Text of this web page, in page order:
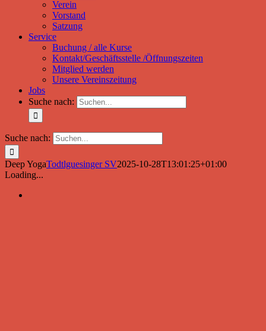
Verein
Vorstand
Satzung
Service
Buchung / alle Kurse
Kontakt/Geschäftsstelle /Öffnungszeiten
Mitglied werden
Unsere Vereinszeitung
Jobs
Suche nach:
Suche nach:
Deep YogaTodtlguesinger SV2025-10-28T13:01:25+01:00
Loading...